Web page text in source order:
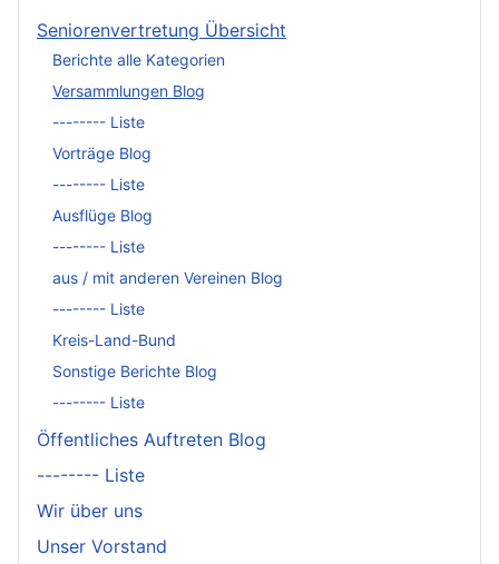
Seniorenvertretung Übersicht
Berichte alle Kategorien
Versammlungen Blog
-------- Liste
Vorträge Blog
-------- Liste
Ausflüge Blog
-------- Liste
aus / mit anderen Vereinen Blog
-------- Liste
Kreis-Land-Bund
Sonstige Berichte Blog
-------- Liste
Öffentliches Auftreten Blog
-------- Liste
Wir über uns
Unser Vorstand